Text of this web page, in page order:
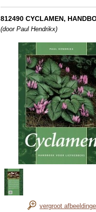
812490 CYCLAMEN,
(door Paul Hendrikx)
vergroot